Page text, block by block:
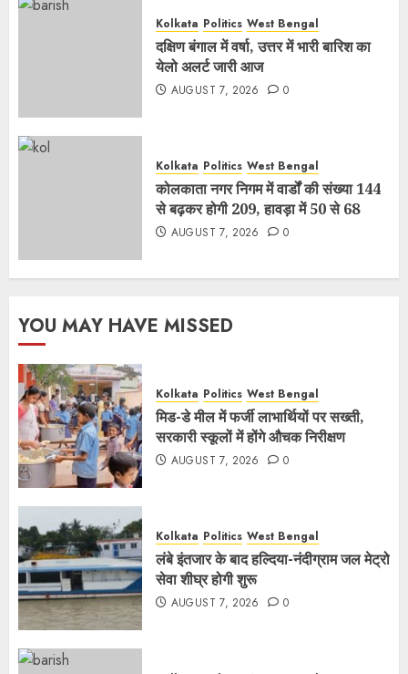
Kolkata Politics West Bengal
दक्षिण बंगाल में वर्षा, उत्तर में भारी बारिश का
येलो अलर्ट जारी आज
AUGUST 7, 2026 0
Kolkata Politics West Bengal
कोलकाता नगर निगम में वार्डों की संख्या 144
से बढ़कर होगी 209, हावड़ा में 50 से 68
AUGUST 7, 2026 0
YOU MAY HAVE MISSED
Kolkata Politics West Bengal
मिड-डे मील में फर्जी लाभार्थियों पर सख्ती,
सरकारी स्कूलों में होंगे औचक निरीक्षण
AUGUST 7, 2026 0
Kolkata Politics West Bengal
लंबे इंतजार के बाद हल्दिया-नंदीग्राम जल मेट्रो
सेवा शीघ्र होगी शुरू
AUGUST 7, 2026 0